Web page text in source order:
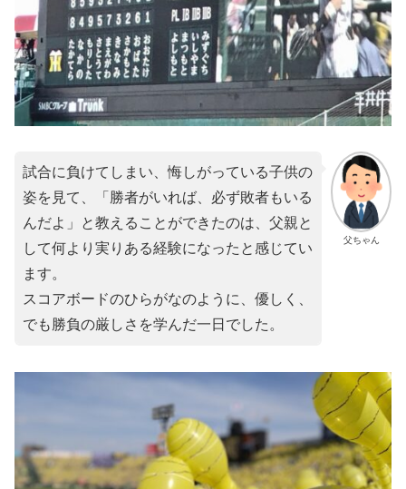
父ちゃん
試合に負けてしまい、悔しがっている子供の
姿を見て、「勝者がいれば、必ず敗者もいる
んだよ」と教えることができたのは、父親と
して何より実りある経験になったと感じてい
ます。
スコアボードのひらがなのように、優しく、
でも勝負の厳しさを学んだ一日でした。